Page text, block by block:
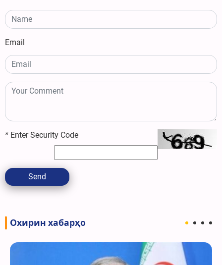
Email
* Enter Security Code
Send
Охирин хабарҳо